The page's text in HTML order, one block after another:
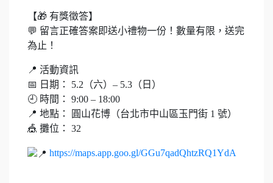
【🎁 有獎徵答】
💬 留言正確答案即送小禮物一份！數量有限，送完
為止！
📍 活動資訊
📅 日期： 5.2（六）– 5.3（日）
🕘 時間： 9:00 – 18:00
📍 地點： 圓山花博（台北市中山區玉門街 1 號）
🎪 攤位： 32
https://maps.app.goo.gl/GGu7qadQhtzRQ1YdA